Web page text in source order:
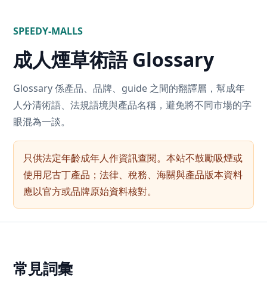
SPEEDY-MALLS
成人煙草術語 Glossary
Glossary 係產品、品牌、guide 之間的翻譯層，幫成年
人分清術語、法規語境與產品名稱，避免將不同市場的字
眼混為一談。
只供法定年齡成年人作資訊查閱。本站不鼓勵吸煙或
使用尼古丁產品；法律、稅務、海關與產品版本資料
應以官方或品牌原始資料核對。
常見詞彙